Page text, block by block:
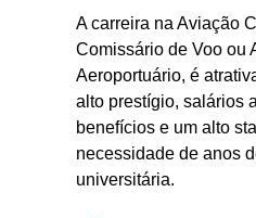
A carreira na Aviação
Comissário de Voo ou
Aeroportuário, é
alto prestígio, salários
benefícios e um alto
necessidade de anos
universitária.